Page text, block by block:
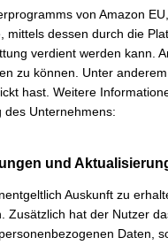
von Amazon
mittels dessen durch die
verdient werden kann.
zu können. Unter
hast. Weitere
des Unternehmens:
und
Auskunft zu
Zusätzlich hat der Nutzer
Daten,